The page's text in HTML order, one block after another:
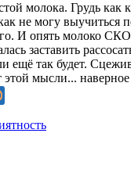
молока. Грудь как
не могу выучиться
И опять молоко
заставить
ещё так будет.
этой мысли...